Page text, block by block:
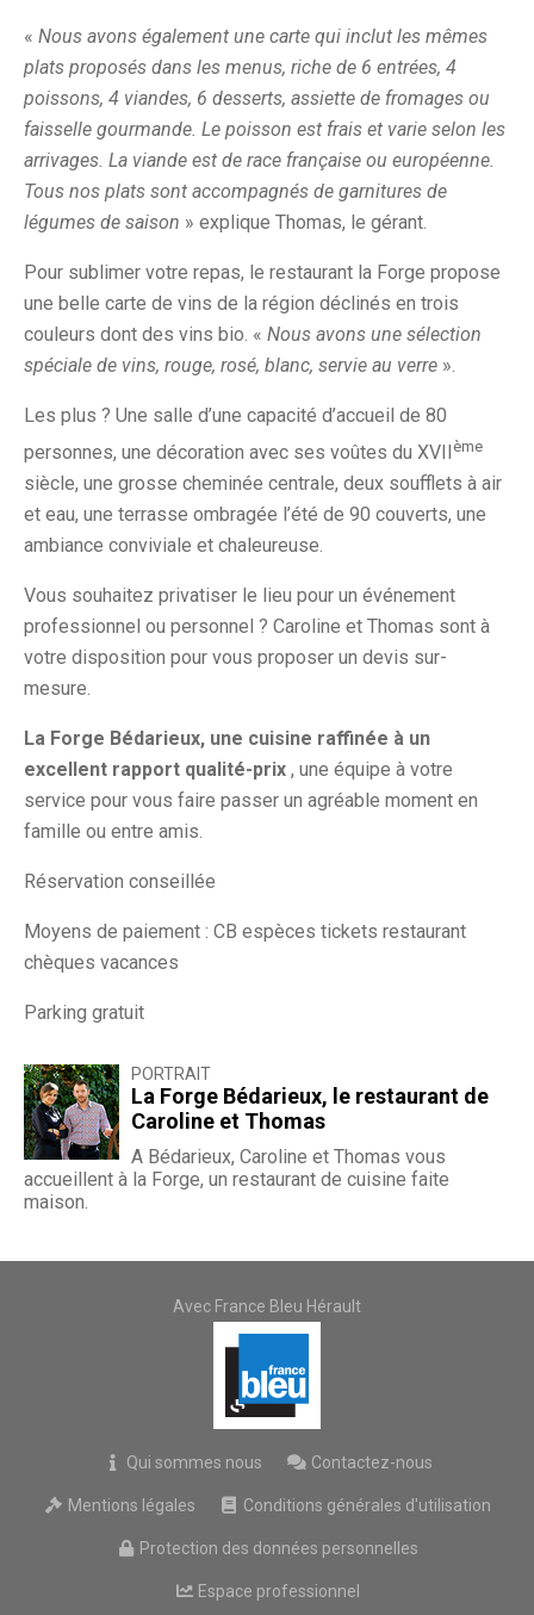
« Nous avons également une carte qui inclut les mêmes
plats proposés dans les menus, riche de 6 entrées, 4
poissons, 4 viandes, 6 desserts, assiette de fromages ou
faisselle gourmande. Le poisson est frais et varie selon les
arrivages. La viande est de race française ou européenne.
Tous nos plats sont accompagnés de garnitures de
légumes de saison » explique Thomas, le gérant.
Pour sublimer votre repas, le restaurant la Forge propose
une belle carte de vins de la région déclinés en trois
couleurs dont des vins bio. « Nous avons une sélection
spéciale de vins, rouge, rosé, blanc, servie au verre ».
Les plus ? Une salle d’une capacité d’accueil de 80
personnes, une décoration avec ses voûtes du XVII
ème
siècle, une grosse cheminée centrale, deux soufflets à air
et eau, une terrasse ombragée l’été de 90 couverts, une
ambiance conviviale et chaleureuse.
Vous souhaitez privatiser le lieu pour un événement
professionnel ou personnel ? Caroline et Thomas sont à
votre disposition pour vous proposer un devis sur-
mesure.
La Forge Bédarieux, une cuisine raffinée à un
excellent rapport qualité-prix , une équipe à votre
service pour vous faire passer un agréable moment en
famille ou entre amis.
Réservation conseillée
Moyens de paiement : CB espèces tickets restaurant
chèques vacances
Parking gratuit
PORTRAIT
La Forge Bédarieux, le restaurant de
Caroline et Thomas
A Bédarieux, Caroline et Thomas vous
accueillent à la Forge, un restaurant de cuisine faite
maison.
Avec France Bleu Hérault
Qui sommes nous Contactez-nous
Mentions légales Conditions générales d'utilisation
Protection des données personnelles
Espace professionnel